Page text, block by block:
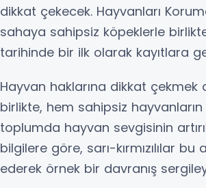
dikkat çekecek. Hayvanları
sahaya sahipsiz köpeklerle
tarihinde bir ilk olarak kayıtlara
Hayvan haklarına dikkat
birlikte, hem sahipsiz
toplumda hayvan sevgisinin
bilgilere göre, sarı-kırmızılılar
ederek örnek bir davranış